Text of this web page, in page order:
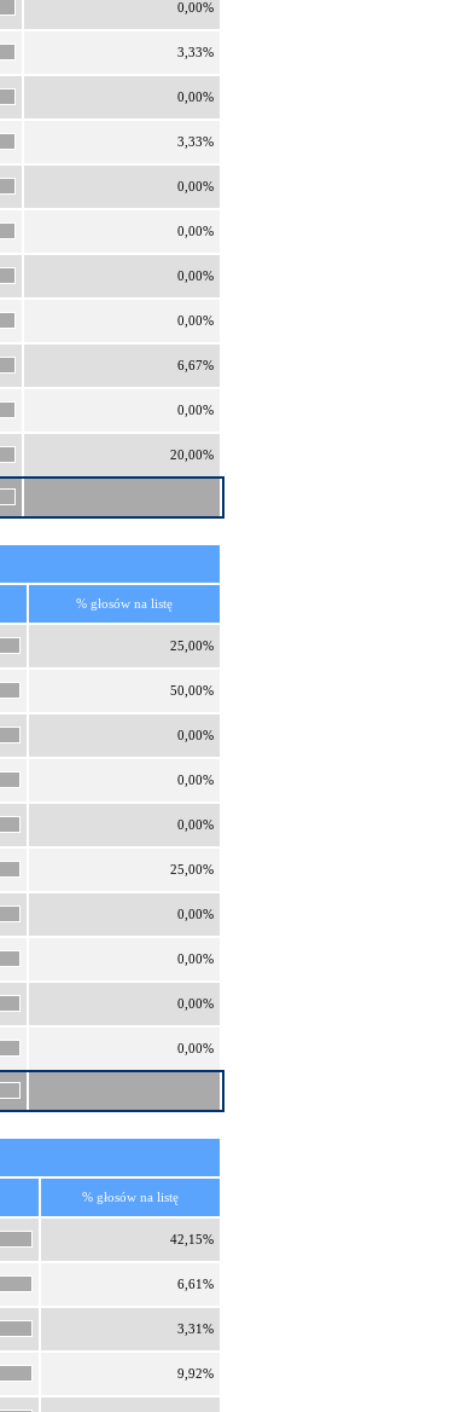
0,00%
3,33%
0,00%
3,33%
0,00%
0,00%
0,00%
0,00%
6,67%
0,00%
20,00%
% głosów na listę
25,00%
50,00%
0,00%
0,00%
0,00%
25,00%
0,00%
0,00%
0,00%
0,00%
% głosów na listę
42,15%
6,61%
3,31%
9,92%